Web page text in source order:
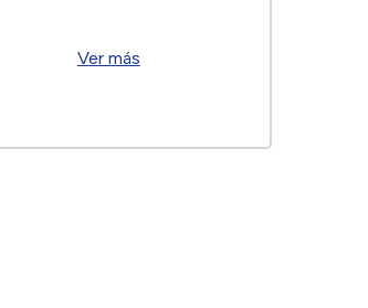
Ver más